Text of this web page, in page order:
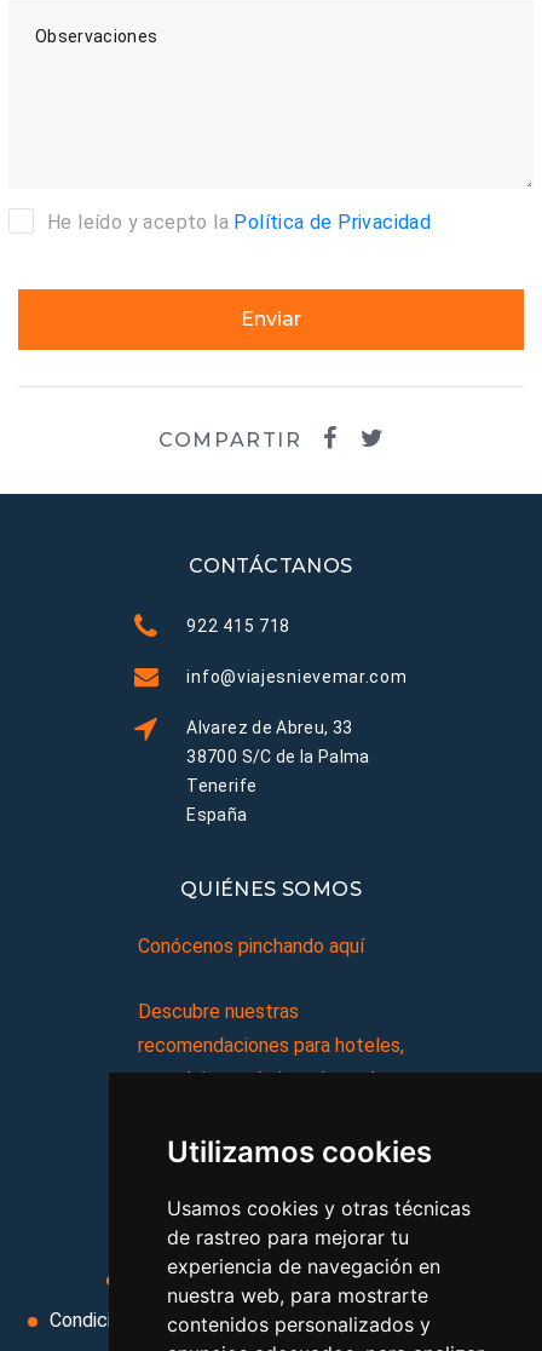
Utilizamos cookies
Usamos cookies y otras técnicas
de rastreo para mejorar tu
experiencia de navegación en
nuestra web, para mostrarte
contenidos personalizados y
Observaciones
He leído y acepto la Política de Privacidad
Enviar
COMPARTIR
CONTÁCTANOS
922 415 718
info@viajesnievemar.com
Alvarez de Abreu, 33
38700 S/C de la Palma
Tenerife
España
QUIÉNES SOMOS
Conócenos pinchando aquí
Descubre nuestras
recomendaciones para hoteles,
complejos turísticos, hostales,
viajes, y mucho más!
MI AGENCIA
Aviso legal
Condiciones de uso
Condiciones Generales
Ley de Viajes Combinados